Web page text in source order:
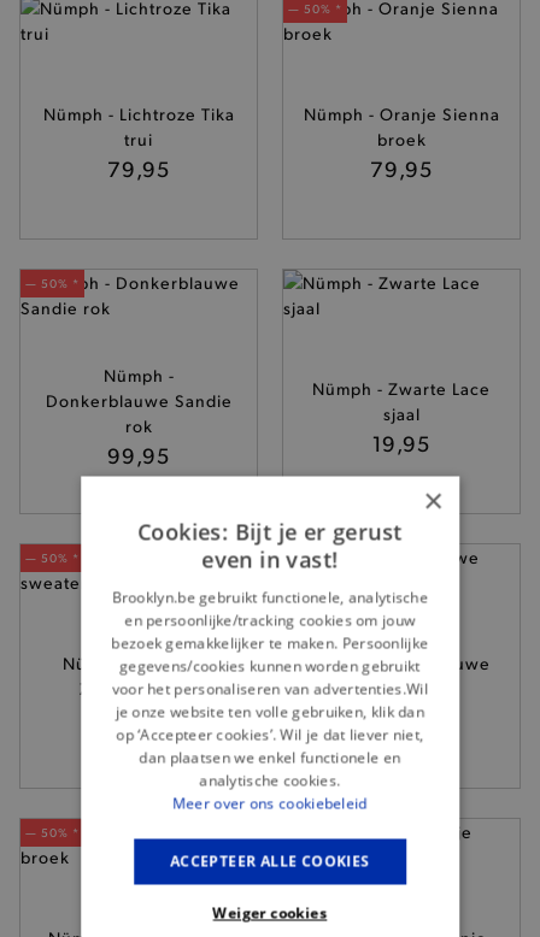
Nümph - Lichtroze Tika
trui
79,95
— 50% *
Nümph - Oranje Sienna
broek
79,95
— 50% *
Nümph -
Donkerblauwe Sandie
rok
99,95
Nümph - Zwarte Lace
sjaal
19,95
— 50% *
Nümph - Lichtroze
Zazza sweater
89,95
— 50% *
Nümph - Lichtblauwe
Elida short
79,95
— 50% *
×
Cookies: Bijt je er gerust
even in vast!
Brooklyn.be gebruikt functionele, analytische
en persoonlijke/tracking cookies om jouw
bezoek gemakkelijker te maken. Persoonlijke
gegevens/cookies kunnen worden gebruikt
voor het personaliseren van advertenties.Wil
je onze website ten volle gebruiken, klik dan
op ‘Accepteer cookies’. Wil je dat liever niet,
dan plaatsen we enkel functionele en
analytische cookies.
Meer over ons cookiebeleid
ACCEPTEER ALLE COOKIES
Weiger cookies